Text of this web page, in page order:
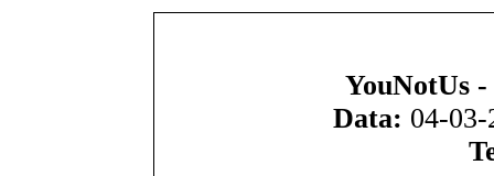
YouNotUs
Data: 04-